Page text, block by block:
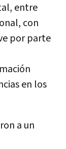
entre
con
por parte
en los
a un